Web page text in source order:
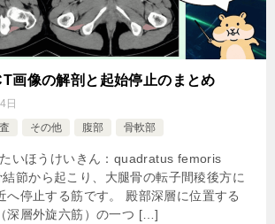
画像の解剖と起始停止のまとめ
日
その他 腹部 骨軟部
いほうけいきん：quadratus femoris
節から起こり、大腿骨の転子間稜後方に
へ停止する筋です。 殿部深層に位置する
深層外旋六筋）の一つ […]